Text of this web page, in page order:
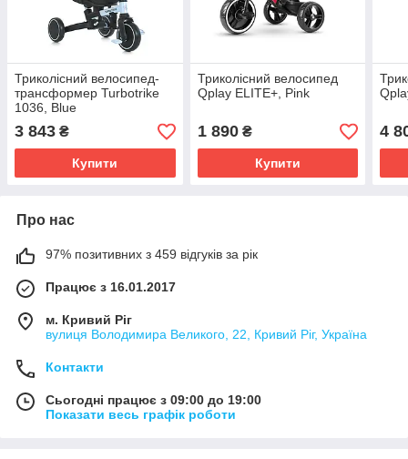
Триколісний велосипед-
трансформер Turbotrike
1036, Blue
3 843 ₴
Купити
Триколісний велосипед
Qplay ELITE+, Pink
1 890₴
Купити
4
Про нас
97% позитивних з 459 відгуків за рік
Працює з 16.01.2017
м. Кривий Ріг
вулиця Володимира Великого, 22, Кривий Ріг, Україна
Контакти
Сьогодні працює з 09:00 до 19:00
Показати весь графік роботи